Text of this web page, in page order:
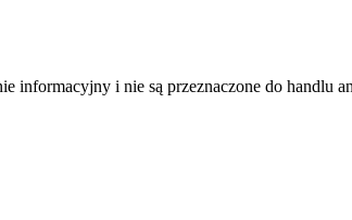
informacyjny i nie są przeznaczone do handlu